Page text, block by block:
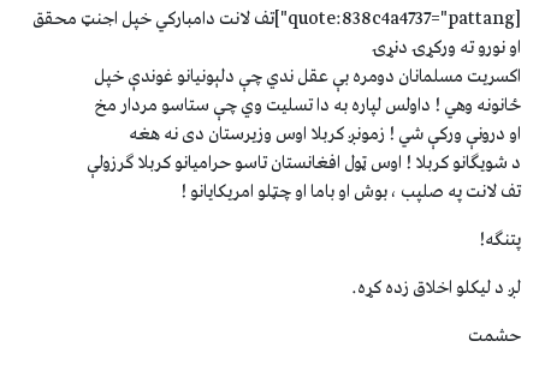
[quote:838c4a4737="pattang"]تف لانت دامبارکي خپل اجنټ محقق
او نورو ته ورکړۍ دنړۍ
اکسريت مسلمانان دومره بې عقل ندي چې دلېونيانو غوندې خپل
ځانونه وهي ! داولس لپاره به دا تسليت وي چې ستاسو مردار مخ
او درونې ورکې شي ! زمونږ کربلا اوس وزيرستان دی نه هغه
د شويګانو کربلا ! اوس ټول افغانستان تاسو حراميانو کربلا ګرزولې
تف لانت په صلپب ، بوش او باما او چټلو امريکايانو !
پتنګه!
لږ د لیکلو اخلاق زده کړه.
حشمت